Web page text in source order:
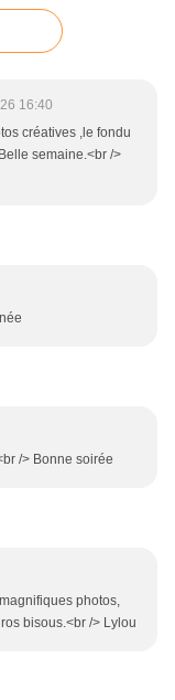
16:40
créatives ,le fondu
semaine.<br />
/> Bonne soirée
photos,
bisous.<br /> Lylou